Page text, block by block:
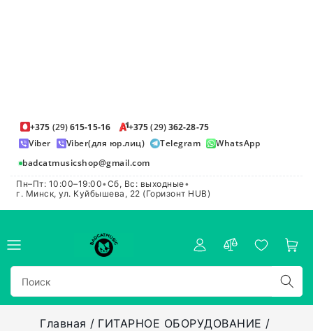
+375 (29)615-15-16 +375(29)362-28-75
Viber
Viber(для юр.лиц) Telegram
WhatsApp
badcatmusicshop@gmail.com
Пн–Пт: 10:00–19:00•Сб, Вс: выходные•
г. Минск, ул. Куйбышева, 22 (Горизонт HUB)
Главная
ГИТАРНОЕ ОБОРУДОВАНИЕ